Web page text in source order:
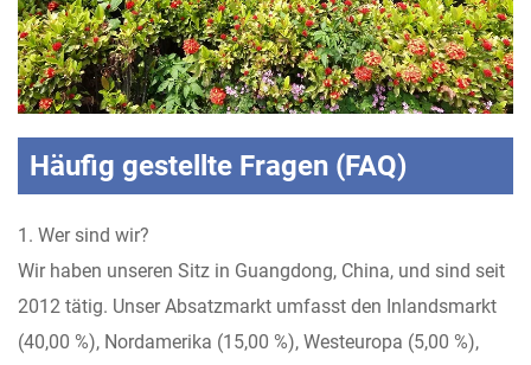
Häufig gestellte Fragen (FAQ)
1. Wer sind wir?
Wir haben unseren Sitz in Guangdong, China, und sind seit
2012 tätig. Unser Absatzmarkt umfasst den Inlandsmarkt
(40,00 %), Nordamerika (15,00 %), Westeuropa (5,00 %),